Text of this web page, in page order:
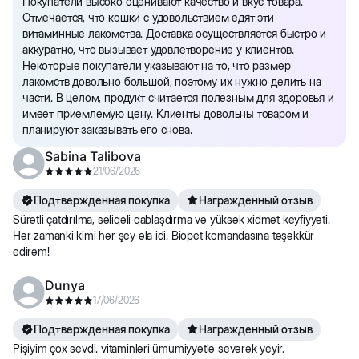
Отмечается, что кошки с удовольствием едят эти
витаминные лакомства. Доставка осуществляется быстро и
аккуратно, что вызывает удовлетворение у клиентов.
Некоторые покупатели указывают на то, что размер
лакомств довольно большой, поэтому их нужно делить на
части. В целом, продукт считается полезным для здоровья и
имеет приемлемую цену. Клиенты довольны товаром и
планируют заказывать его снова.
Sabina Talibova
21/06/2026
Подтвержденная покупка
Награжденный отзыв
Sürətli çatdırılma, səliqəli qablaşdırma və yüksək xidmət keyfiyyəti.
Hər zamanki kimi hər şey əla idi. Biopet komandasına təşəkkür
edirəm!
Dunya
17/06/2026
Подтвержденная покупка
Награжденный отзыв
Pişiyim çox sevdi. vitaminləri ümumiyyətlə sevərək yeyir.